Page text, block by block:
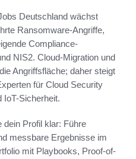
Deutschland wächst
Ransomware-Angriffe,
Compliance-
NIS2. Cloud-Migration und
Angriffsfläche; daher steigt
für Cloud Security
IoT-Sicherheit.
dein Profil klar: Führe
messbare Ergebnisse im
mit Playbooks, Proof-of-